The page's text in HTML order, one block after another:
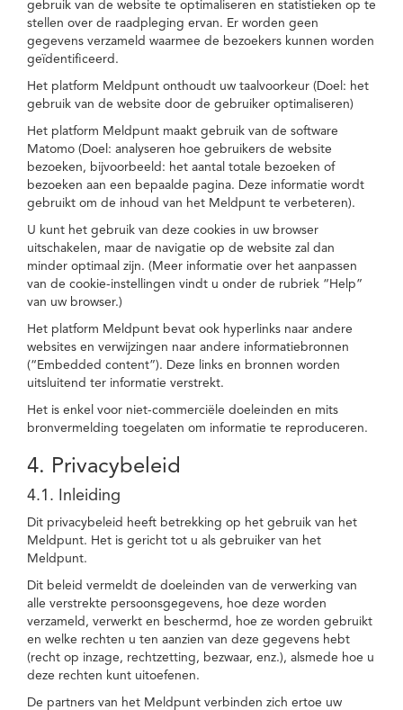
gebruik van de website te optimaliseren en statistieken op te
stellen over de raadpleging ervan. Er worden geen
gegevens verzameld waarmee de bezoekers kunnen worden
geïdentificeerd.
Het platform Meldpunt onthoudt uw taalvoorkeur (Doel: het
gebruik van de website door de gebruiker optimaliseren)
Het platform Meldpunt maakt gebruik van de software
Matomo (Doel: analyseren hoe gebruikers de website
bezoeken, bijvoorbeeld: het aantal totale bezoeken of
bezoeken aan een bepaalde pagina. Deze informatie wordt
gebruikt om de inhoud van het Meldpunt te verbeteren).
U kunt het gebruik van deze cookies in uw browser
uitschakelen, maar de navigatie op de website zal dan
minder optimaal zijn. (Meer informatie over het aanpassen
van de cookie-instellingen vindt u onder de rubriek “Help”
van uw browser.)
Het platform Meldpunt bevat ook hyperlinks naar andere
websites en verwijzingen naar andere informatiebronnen
(“Embedded content”). Deze links en bronnen worden
uitsluitend ter informatie verstrekt.
Het is enkel voor niet-commerciële doeleinden en mits
bronvermelding toegelaten om informatie te reproduceren.
4. Privacybeleid
4.1. Inleiding
Dit privacybeleid heeft betrekking op het gebruik van het
Meldpunt. Het is gericht tot u als gebruiker van het
Meldpunt.
Dit beleid vermeldt de doeleinden van de verwerking van
alle verstrekte persoonsgegevens, hoe deze worden
verzameld, verwerkt en beschermd, hoe ze worden gebruikt
en welke rechten u ten aanzien van deze gegevens hebt
(recht op inzage, rechtzetting, bezwaar, enz.), alsmede hoe u
deze rechten kunt uitoefenen.
De partners van het Meldpunt verbinden zich ertoe uw